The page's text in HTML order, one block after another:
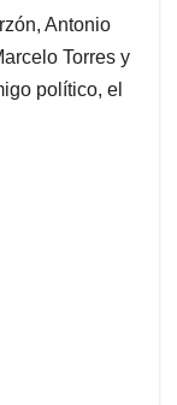
Antonio
Torres y
político, el